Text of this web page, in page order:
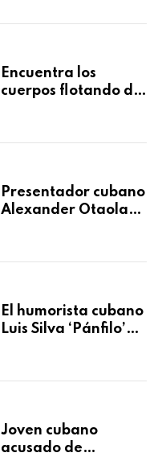
familia
Encuentra los
cuerpos flotando de
mar cerca de los
Presentador cubano
Alexander Otaola
donde se
detuvo durante una
manifestación
El humorista cubano
Luis Silva ‘Pánfilo’
abren de buchito en
Joven cubano
acusado de